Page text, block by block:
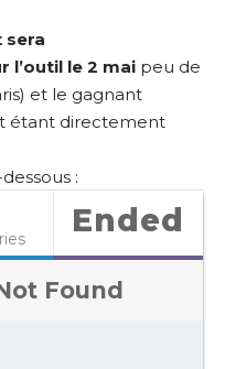
sera
l’outil le 2 mai peu de
et le gagnant
étant directement
:
Ended
Found